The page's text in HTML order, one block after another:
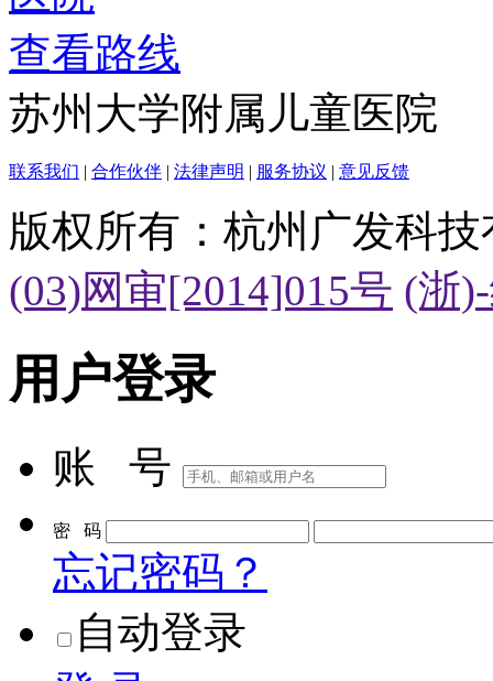
苏州大学附属儿童医院
联系我们 | 合作伙伴 | 法律声明 | 服务协议 | 意见反馈
版权所有：杭州广发科
(03)网审[2014]015号 (浙
用户登录
账 号
密 码
忘记密码？
自动登录
登 录